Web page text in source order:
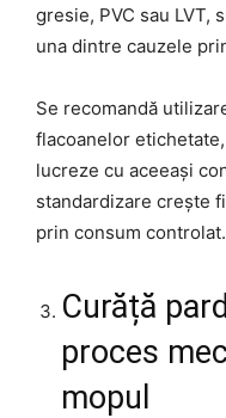
gresie, PVC sau LVT,
una dintre cauzele
Se recomandă
flacoanelor
lucreze cu aceeași
standardizare crește
prin consum controlat.
Curăță
proces
mopul